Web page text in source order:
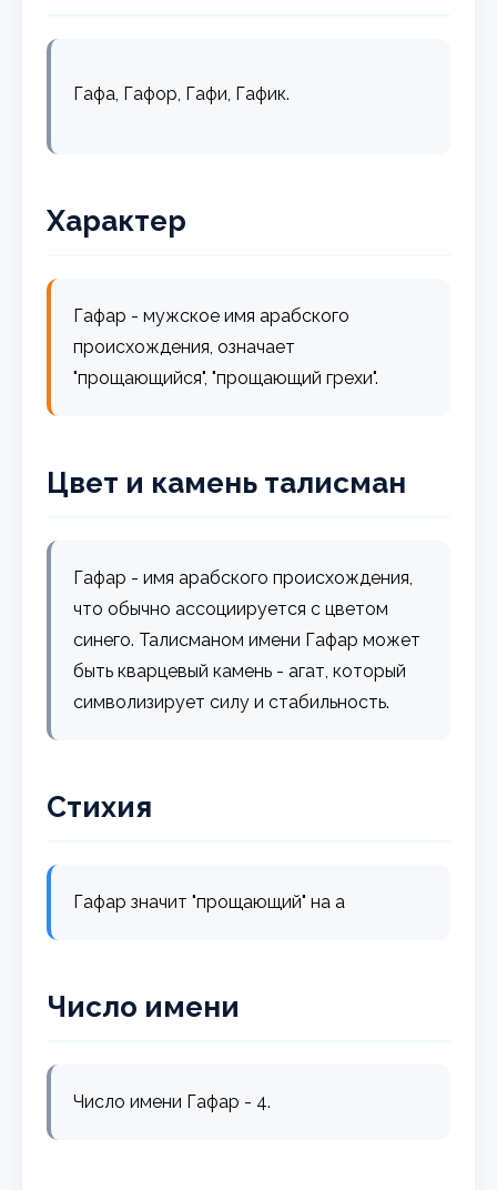
Гафа, Гафор, Гафи, Гафик.
Характер
Гафар - мужское имя арабского
происхождения, означает
"прощающийся", "прощающий грехи".
Цвет и камень талисман
Гафар - имя арабского происхождения,
что обычно ассоциируется с цветом
синего. Талисманом имени Гафар может
быть кварцевый камень - агат, который
символизирует силу и стабильность.
Стихия
Гафар значит "прощающий" на а
Число имени
Число имени Гафар - 4.